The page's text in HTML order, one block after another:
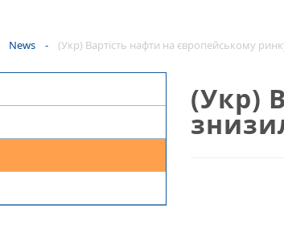
News - (Укр) Вартість нафти на європейському
(Укр)